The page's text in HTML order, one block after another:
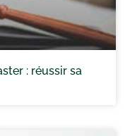
: réussir sa